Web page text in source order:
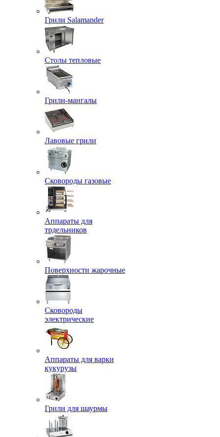
Грили Salamander
Столы тепловые
Грили-мангалы
Лавовые грили
Сковороды газовые
Аппараты для
трдельников
Поверхности жарочные
Сковороды
электрические
Аппараты для варки
кукурузы
Грили для шаурмы